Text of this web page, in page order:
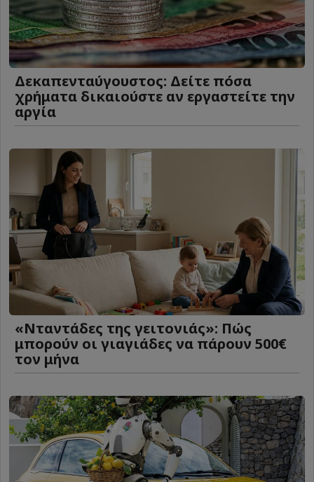
Δεκαπενταύγουστος: Δείτε πόσα
χρήματα δικαιούστε αν εργαστείτε την
αργία
«Νταντάδες της γειτονιάς»: Πώς
μπορούν οι γιαγιάδες να πάρουν 500€
τον μήνα